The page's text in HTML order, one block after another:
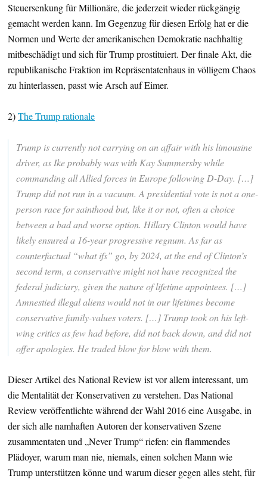
Steuersenkung für Millionäre, die jederzeit wieder rückgängig
gemacht werden kann. Im Gegenzug für diesen Erfolg hat er die
Normen und Werte der amerikanischen Demokratie nachhaltig
mitbeschädigt und sich für Trump prostituiert. Der finale Akt, die
republikanische Fraktion im Repräsentatenhaus in völligem Chaos
zu hinterlassen, passt wie Arsch auf Eimer.
2)The Trump rationale
Trump is currently not carrying on an affair with his limousine
driver, as Ike probably was with Kay Summersby while
commanding all Allied forces in Europe following D-Day. […]
Trump did not run in a vacuum. A presidential vote is not a one-
person race for sainthood but, like it or not, often a choice
between a bad and worse option. Hillary Clinton would have
likely ensured a 16-year progressive regnum. As far as
counterfactual “what ifs” go, by 2024, at the end of Clinton’s
second term, a conservative might not have recognized the
federal judiciary, given the nature of lifetime appointees. […]
Amnestied illegal aliens would not in our lifetimes become
conservative family-values voters. […] Trump took on his left-
wing critics as few had before, did not back down, and did not
offer apologies. He traded blow for blow with them.
Dieser Artikel des National Review ist vor allem interessant, um
die Mentalität der Konservativen zu verstehen. Das National
Review veröffentlichte während der Wahl 2016 eine Ausgabe, in
der sich alle namhaften Autoren der konservativen Szene
zusammentaten und „Never Trump“ riefen: ein flammendes
Plädoyer, warum man nie, niemals, einen solchen Mann wie
Trump unterstützen könne und warum dieser gegen alles steht, für